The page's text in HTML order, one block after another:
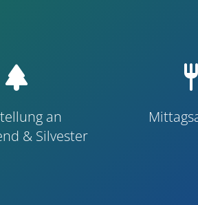
park
an
& Silvester